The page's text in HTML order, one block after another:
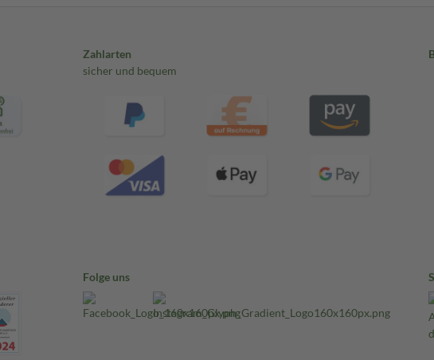
Zahlarten
sicher und bequem
Folge uns